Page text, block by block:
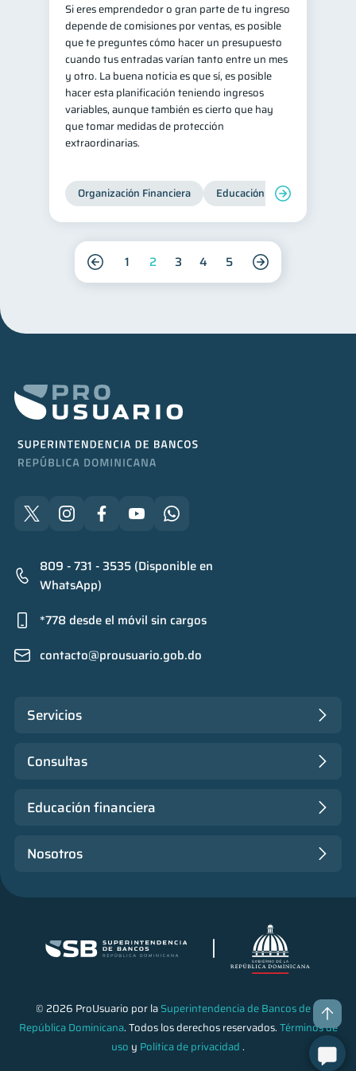
Si eres emprendedor o gran parte de tu ingreso
depende de comisiones por ventas, es posible
que te preguntes cómo hacer un presupuesto
cuando tus entradas varían tanto entre un mes
y otro. La buena noticia es que sí, es posible
hacer esta planificación teniendo ingresos
variables, aunque también es cierto que hay
que tomar medidas de protección
extraordinarias.
Organización Financiera Educación financiera
1 2 3 4 5
© 2026 ProUsuario por laSuperintendencia de Bancos de la
República Dominicana. Todos los derechos reservados.Términos de
uso y Política de privacidad.
809 - 731 - 3535 (Disponible en
WhatsApp)
*778 desde el móvil sin cargos
contacto@prousuario.gob.do
Servicios
Consultas
Educación financiera
Nosotros